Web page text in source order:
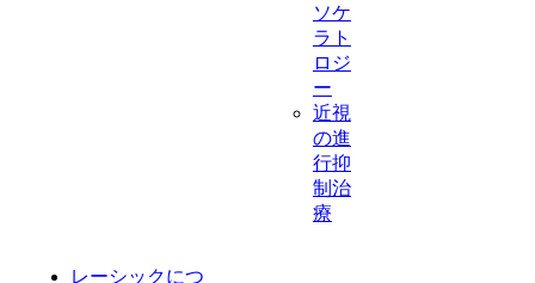
ソケ
ラト
ロジ
ー
近視
の進
行抑
制治
療
レーシックにつ